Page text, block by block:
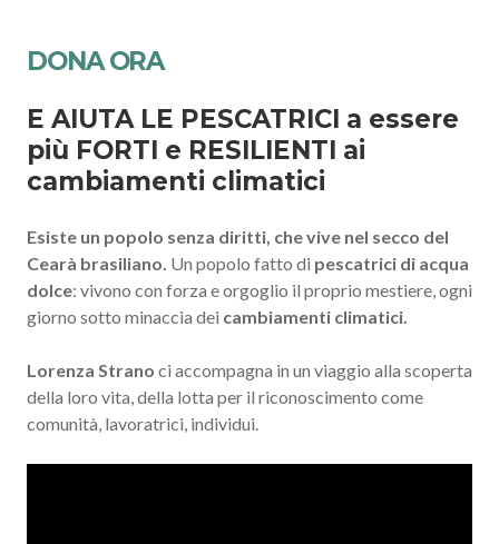
DONA ORA
E AIUTA LE PESCATRICI a essere
più FORTI e RESILIENTI ai
cambiamenti climatici
Esiste un popolo senza diritti, che vive nel secco del
Cearà brasiliano. Un popolo fatto di pescatrici di acqua
dolce: vivono con forza e orgoglio il proprio mestiere, ogni
giorno sotto minaccia dei cambiamenti climatici.
Lorenza Strano ci accompagna in un viaggio alla scoperta
della loro vita, della lotta per il riconoscimento come
comunità, lavoratrici, individui.